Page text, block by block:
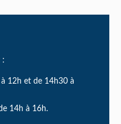
:
12h et de 14h30 à
14h à 16h.